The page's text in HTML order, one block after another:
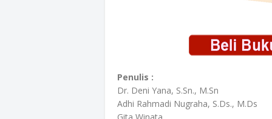
Penulis :
Dr. Deni Yana, S.Sn., M.Sn
Adhi Rahmadi Nugraha, S.Ds., M.Ds